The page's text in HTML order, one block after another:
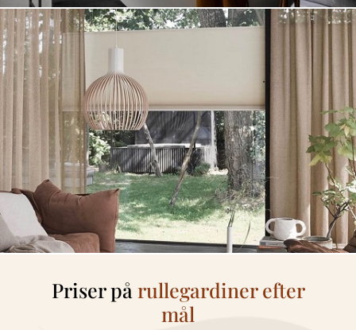
Priser på rullegardiner efter
mål